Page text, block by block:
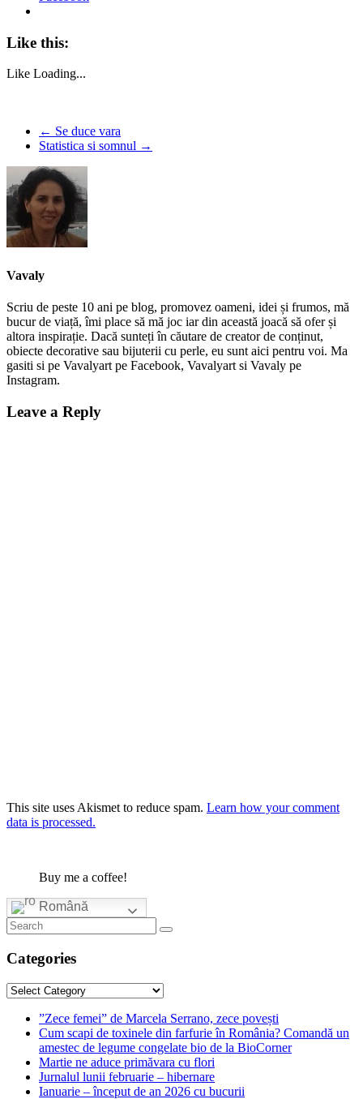
Like this:
Like Loading...
← Se duce vara
Statistica si somnul →
Vavaly
Scriu de peste 10 ani pe blog, promovez oameni, idei și frumos, mă
bucur de viață, îmi place să mă joc iar din această joacă să ofer și
altora inspirație. Dacă sunteți în căutare de creator de conținut,
obiecte decorative sau bijuterii cu perle, eu sunt aici pentru voi. Ma
gasiti si pe Vavalyart pe Facebook, Vavalyart si Vavaly pe
Instagram.
Leave a Reply
This site uses Akismet to reduce spam. Learn how your comment
data is processed.
Buy me a coffee!
Română
Categories
Categories
”Zece femei” de Marcela Serrano, zece povești
Cum scapi de toxinele din farfurie în România? Comandă un
amestec de legume congelate bio de la BioCorner
Martie ne aduce primăvara cu flori
Jurnalul lunii februarie – hibernare
Ianuarie – început de an 2026 cu bucurii